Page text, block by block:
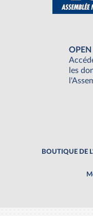
les
BOUTIQUE DE